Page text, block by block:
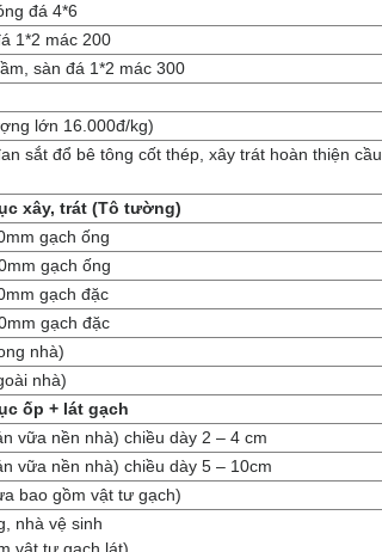
đá 4*6
1*2 mác 200
sàn đá 1*2 mác 300
lớn 16.000đ/kg)
sắt đổ bê tông cốt thép, xây trát hoàn thiện cầu
xây, trát (Tô tường)
gạch ống
gạch ống
gạch đặc
gạch đặc
nhà)
nhà)
ốp + lát gạch
vữa nền nhà) chiều dày 2 – 4 cm
vữa nền nhà) chiều dày 5 – 10cm
bao gồm vật tư gạch)
nhà vệ sinh